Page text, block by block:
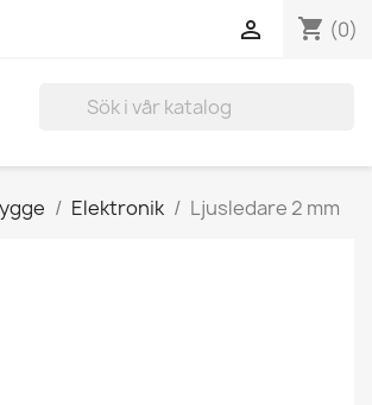
shopping_cart (0)

Elektronik Ljusledare 2 mm